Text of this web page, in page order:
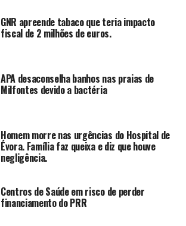
GNR apreende tabaco que teria impacto
fiscal de 2 milhões de euros.
APA desaconselha banhos nas praias de
Milfontes devido a bactéria
Homem morre nas urgências do Hospital de
Évora. Família faz queixa e diz que houve
negligência.
Centros de Saúde em risco de perder
financiamento do PRR